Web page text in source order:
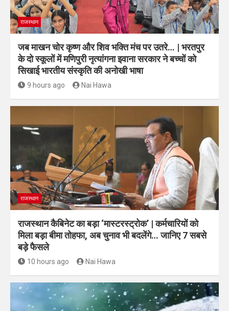
राजस्थान
जब माखन चोर कृष्ण और शिव भक्ति मंच पर उतरे… | भरतपुर
के दो स्कूलों में मणिपुरी नृत्यांगना इवाना सरकार ने बच्चों को
सिखाई भारतीय संस्कृति की अनोखी भाषा
9 hours ago Nai Hawa
राजस्थान
राजस्थान कैबिनेट का बड़ा ‘मास्टरस्ट्रोक’ | कर्मचारियों को
मिला बड़ा बीमा तोहफा, अब चुनाव भी बदलेंगे… जानिए 7 सबसे
बड़े फैसले
10 hours ago Nai Hawa